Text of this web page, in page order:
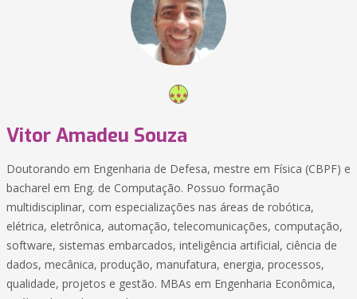
Vitor Amadeu Souza
Doutorando em Engenharia de Defesa, mestre em Física (CBPF) e
bacharel em Eng. de Computação. Possuo formação
multidisciplinar, com especializações nas áreas de robótica,
elétrica, eletrônica, automação, telecomunicações, computação,
software, sistemas embarcados, inteligência artificial, ciência de
dados, mecânica, produção, manufatura, energia, processos,
qualidade, projetos e gestão. MBAs em Engenharia Econômica,